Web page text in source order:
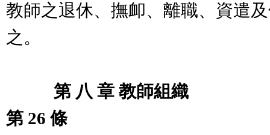
教師之退休、撫卹、離職、資遣
之。
第 八 章 教師組織
第 26 條